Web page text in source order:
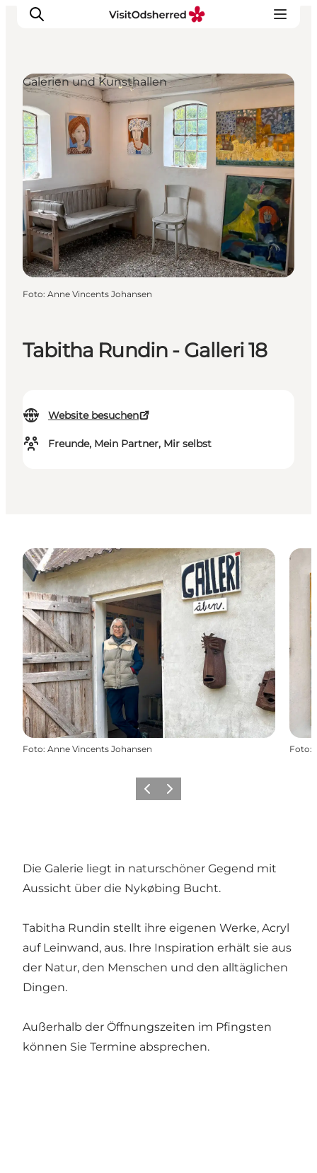
Events
Erlebnisse
Essen
Unterkünfte
Nützliches
Tabitha Rundin - Galleri 18
Website besuchen
Freunde, Mein Partner, Mir selbst
Galerien und Kunsthallen
Foto: Anne Vincents Johansen
Foto: Anne Vincents Johansen Foto:
Vorherige Folie
Nächste Folie
Die Galerie liegt in naturschöner Gegend mit
Aussicht über die Nykøbing Bucht.
Tabitha Rundin stellt ihre eigenen Werke, Acryl
auf Leinwand, aus. Ihre Inspiration erhält sie aus
der Natur, den Menschen und den alltäglichen
Dingen.
Außerhalb der Öffnungszeiten im Pfingsten
können Sie Termine absprechen.